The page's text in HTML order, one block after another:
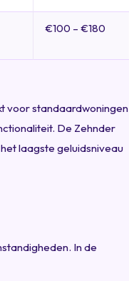
€100 – €180
voor standaardwoningen
De Zehnder
laagste geluidsniveau
In de